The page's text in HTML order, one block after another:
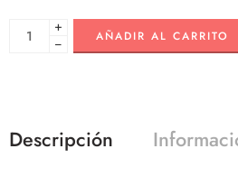
+
−
AÑADIR AL CARRITO
Descripción